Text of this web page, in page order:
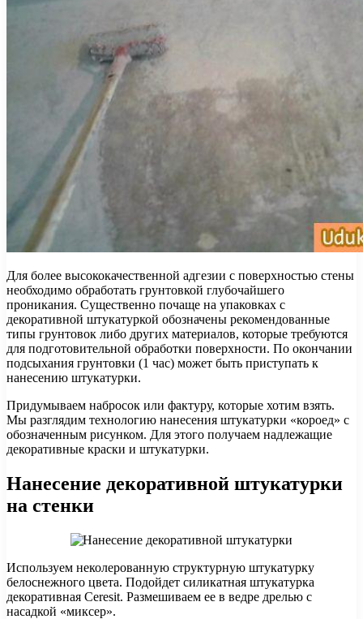
Для более высококачественной адгезии с поверхностью стены
необходимо обработать грунтовкой глубочайшего
проникания. Существенно почаще на упаковках с
декоративной штукатуркой обозначены рекомендованные
типы грунтовок либо других материалов, которые требуются
для подготовительной обработки поверхности. По окончании
подсыхания грунтовки (1 час) может быть приступать к
нанесению штукатурки.
Придумываем набросок или фактуру, которые хотим взять.
Мы разглядим технологию нанесения штукатурки «короед» с
обозначенным рисунком. Для этого получаем надлежащие
декоративные краски и штукатурки.
Нанесение декоративной штукатурки
на стенки
Используем неколерованную структурную штукатурку
белоснежного цвета. Подойдет силикатная штукатурка
декоративная Ceresit. Размешиваем ее в ведре дрелью с
насадкой «миксер».